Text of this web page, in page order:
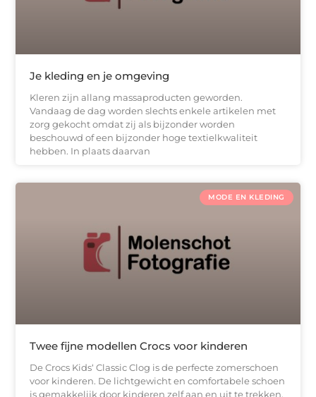
Je kleding en je omgeving
Kleren zijn allang massaproducten geworden.
Vandaag de dag worden slechts enkele artikelen met
zorg gekocht omdat zij als bijzonder worden
beschouwd of een bijzonder hoge textielkwaliteit
hebben. In plaats daarvan
MODE EN KLEDING
Twee fijne modellen Crocs voor kinderen
De Crocs Kids‘ Classic Clog is de perfecte zomerschoen
voor kinderen. De lichtgewicht en comfortabele schoen
is gemakkelijk door kinderen zelf aan en uit te trekken.